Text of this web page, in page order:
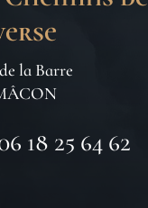
la Barre
18 25 64 62